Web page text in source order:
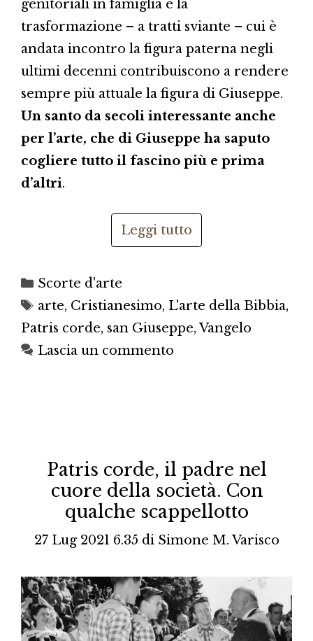
genitoriali in famiglia e la
trasformazione – a tratti sviante – cui è
andata incontro la figura paterna negli
ultimi decenni contribuiscono a rendere
sempre più attuale la figura di Giuseppe.
Un santo da secoli interessante anche
per l’arte, che di Giuseppe ha saputo
cogliere tutto il fascino più e prima
d’altri.
Leggi tutto
Categorie
Scorte d'arte
Tag
arte, Cristianesimo, L'arte della Bibbia,
Patris corde, san Giuseppe,Vangelo
Lascia un commento
Patris corde, il padre nel
cuore della società. Con
qualche scappellotto
27 Lug 2021 6.35 di Simone M. Varisco